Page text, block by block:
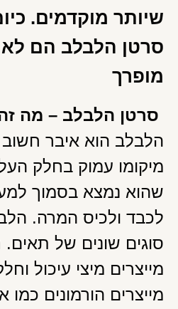
שיותר מוקדמים.
סרטן הלבלב הם לא
מופרך
סרטן הלבלב – מה
הלבלב הוא איבר
מיקומו עמוק בחלק
שהוא נמצא בסמוך
לכבד ולכיס המרה.
סוגים שונים של
מייצרים מיצי עיכול
מייצרים הורמונים כמו